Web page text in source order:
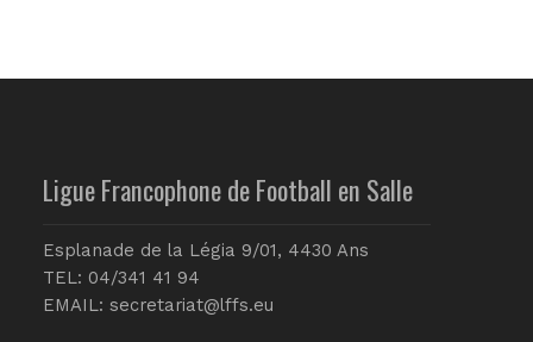
Ligue Francophone de Football en Salle
Esplanade de la Légia 9/01, 4430 Ans
TEL: 04/341 41 94
EMAIL: secretariat@lffs.eu